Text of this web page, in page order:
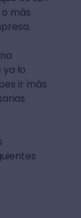
más
lo
ir más